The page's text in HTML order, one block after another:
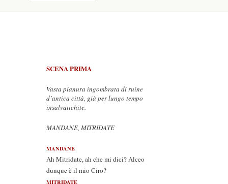
SCENA PRIMA
Vasta pianura ingombrata di ruine
d’antica città, già per lungo tempo
insalvatichite.
MANDANE, MITRIDATE
MANDANE
Ah Mitridate, ah che mi dici? Alceo
dunque è il mio Ciro?
MITRIDATE